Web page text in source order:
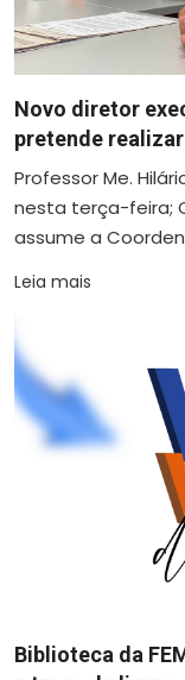
Novo diretor
pretende
Professor Me.
nesta terça-feira;
assume a
Leia mais
Biblioteca da